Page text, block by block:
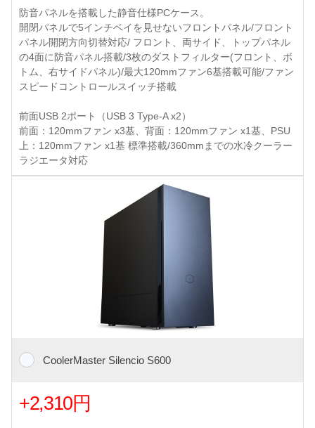
防音パネルを搭載した静音仕様PCケース。
開閉パネルで5インチベイを見せないフロントパネル/フロント
パネル開閉方向切替対応/ フロント、両サイド、トップパネル
の4面に防音パネル搭載/3枚のダストフィルター(フロント、ボ
トム、右サイドパネル)/最大120mmファン6基搭載可能/ファン
スピードコントロールスイッチ搭載
前面USB 2ポート（USB 3 Type-A x2）
前面：120mmファン x3基、背面：120mmファン x1基、PSU
上：120mmファン x1基 標準搭載/360mmまでの水冷クーラー
ラジエータ対応
CoolerMaster Silencio S600
+2,310円